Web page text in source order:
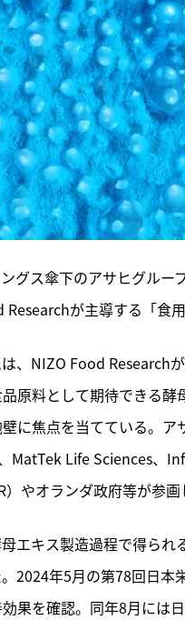
グス傘下のアサヒグル
が主導する「食
、 NIZO Food Research
原料として期待できる
に焦点を当てている。
MatTek Life Sciences、
やオランダ政府等が参画
エキス製造過程で得ら
2024年5月の第78回日
果を確認。同年8月には